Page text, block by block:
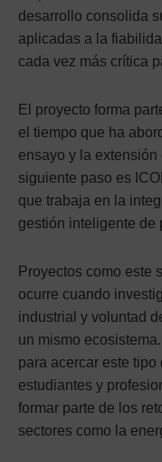
desarrollo consolida
aplicadas a la
cada vez más crítica
El proyecto forma
el tiempo que ha
ensayo y la extensión
siguiente paso es
que trabaja en la
gestión inteligente de
Proyectos como este
ocurre cuando
industrial y voluntad
un mismo
para acercar este
estudiantes y
formar parte de los
sectores como la